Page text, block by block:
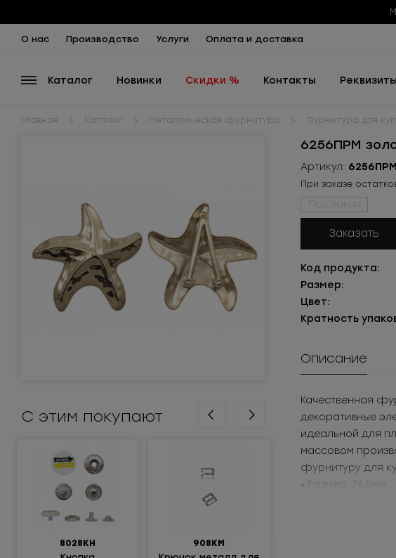
О нас Производство Услуги Оплата и доставка
Каталог Новинки Скидки % Контакты Реквизиты
Главная Каталог Металлическая фурнитура Фурнитура для
С этим покупают
8028КН 908КМ
6256ПРМ
Артикул: 6256ПРМ
При заказе
Под заказ
Заказать
Код продукта:
Размер:
Цвет:
Кратность
Описание
Качественная
декоративные
идеальной для
массовом
фурнитуру для
• Размер: 74,5мм